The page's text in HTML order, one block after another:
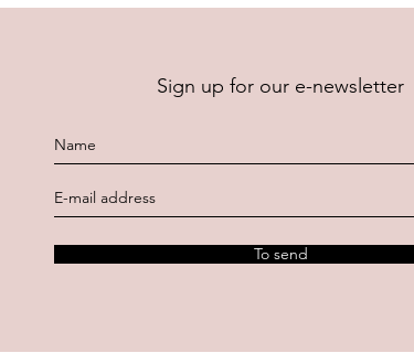
Sign up for our e-newsletter
To send